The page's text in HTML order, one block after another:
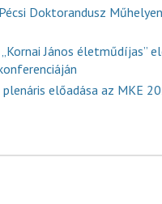
Doktorandusz
János életműdíjas”
előadása az MKE